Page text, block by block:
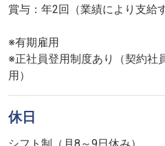
賞与：年2回（業績により支給
※有期雇用
※正社員登用制度あり（契約社
休日